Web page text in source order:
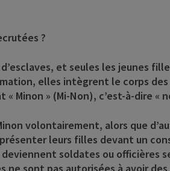
?
et seules les jeunes
elles intègrent le corps
Minon » (Mi-Non), c’est-à-dire «
volontairement, alors que
leurs filles devant un
soldates ou officières